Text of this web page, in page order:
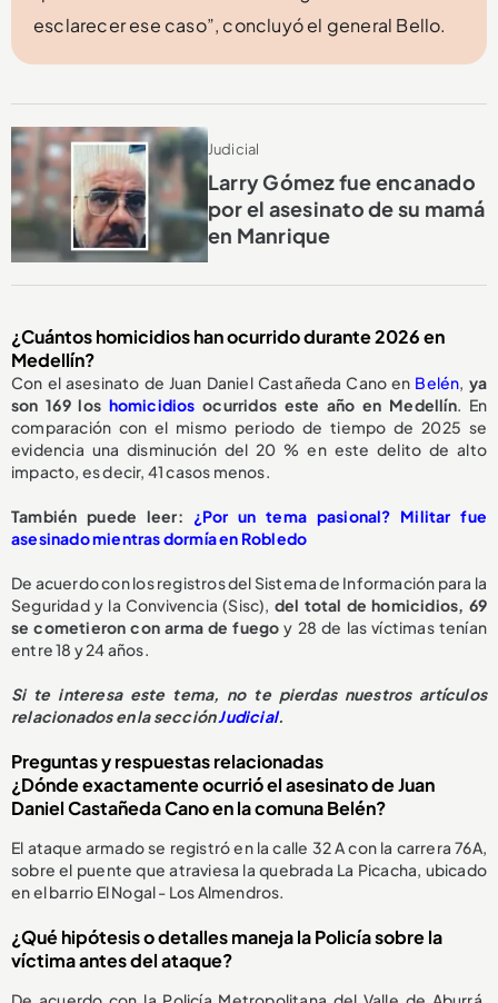
esclarecer ese caso”, concluyó el general Bello.
Judicial
Larry Gómez fue encanado
por el asesinato de su mamá
en Manrique
¿Cuántos homicidios han ocurrido durante 2026 en
Medellín?
Con el asesinato de Juan Daniel Castañeda Cano en Belén, ya
son 169 los homicidios ocurridos este año en Medellín. En
comparación con el mismo periodo de tiempo de 2025 se
evidencia una disminución del 20 % en este delito de alto
impacto, es decir, 41 casos menos.
También puede leer: ¿Por un tema pasional? Militar fue
asesinado mientras dormía en Robledo
De acuerdo con los registros del Sistema de Información para la
Seguridad y la Convivencia (Sisc), del total de homicidios, 69
se cometieron con arma de fuego y 28 de las víctimas tenían
entre 18 y 24 años.
Si te interesa este tema, no te pierdas nuestros artículos
relacionados en la secciónJudicial.
Preguntas y respuestas relacionadas
¿Dónde exactamente ocurrió el asesinato de Juan
Daniel Castañeda Cano en la comuna Belén?
El ataque armado se registró en la calle 32 A con la carrera 76A,
sobre el puente que atraviesa la quebrada La Picacha, ubicado
en el barrio El Nogal - Los Almendros.
¿Qué hipótesis o detalles maneja la Policía sobre la
víctima antes del ataque?